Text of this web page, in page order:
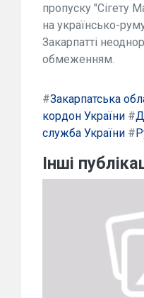
пропуску "Сігету
на українсько-
Закарпатті
обмеженням.
#Закарпатська
кордон України #
служба України #
Інші